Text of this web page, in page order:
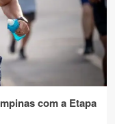
com a Etapa